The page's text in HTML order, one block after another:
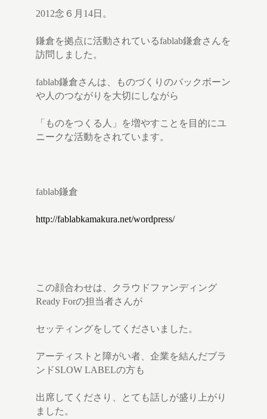
2012念６月14日。
鎌倉を拠点に活動されているfablab鎌倉さんを
訪問しました。
fablab鎌倉さんは、ものづくりのバックボーン
や人のつながりを大切にしながら
「ものをつくる人」を増やすことを目的にユ
ニークな活動をされています。
fablab鎌倉
http://fablabkamakura.net/wordpress/
この顔合わせは、クラウドファンディング
Ready Forの担当者さんが
セッティングをしてくださいました。
アーティストと障がい者、企業を結んだブラ
ンドSLOW LABELの方も
出席してくださり、とても話しが盛り上がり
ました。